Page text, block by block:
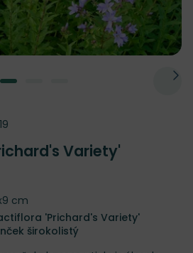
Variety'
cm
'Prichard's Variety'
širokolistý